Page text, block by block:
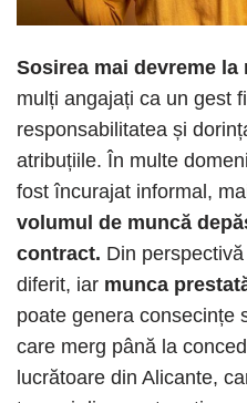
Sosirea mai devreme la
mulți angajați ca un gest
responsabilitatea și
atribuțiile. În multe
fost încurajat informal,
volumul de muncă
contract. Din
diferit, iar munca
poate genera consecințe
care merg până la
lucrătoare din Alicante,